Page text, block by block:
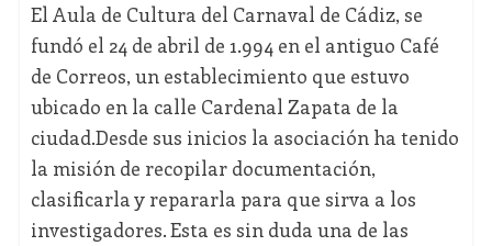
El Aula de Cultura del Carnaval de Cádiz, se
fundó el 24 de abril de 1.994 en el antiguo Café
de Correos, un establecimiento que estuvo
ubicado en la calle Cardenal Zapata de la
ciudad.Desde sus inicios la asociación ha tenido
la misión de recopilar documentación,
clasificarla y repararla para que sirva a los
investigadores. Esta es sin duda una de las